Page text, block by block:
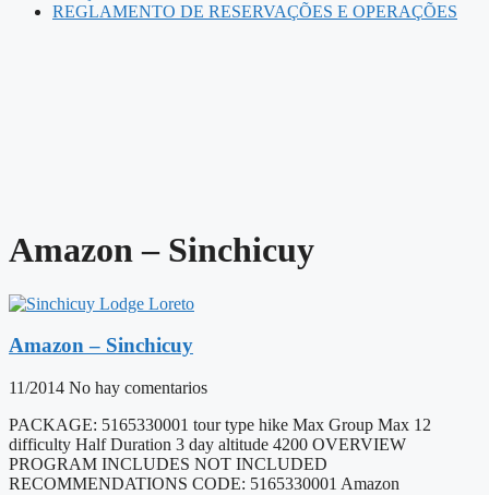
REGLAMENTO DE RESERVAÇÕES E OPERAÇÕES
Amazon – Sinchicuy
Amazon – Sinchicuy
11/2014 No hay comentarios
PACKAGE: 5165330001 tour type hike Max Group Max 12
difficulty Half Duration 3 day altitude 4200 OVERVIEW
PROGRAM INCLUDES NOT INCLUDED
RECOMMENDATIONS CODE: 5165330001 Amazon